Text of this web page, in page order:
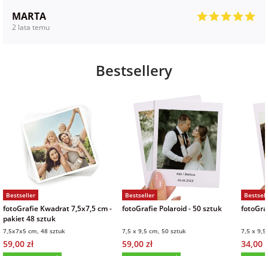
MARTA
2 lata temu
Bestsellery
Bestseller
fotoGrafie Kwadrat 7,5x7,5 cm -
pakiet 48 sztuk
7,5x7x5 cm, 48 sztuk
59,00 zł
Bestseller
fotoGrafie Polaroid - 50 sztuk
7,5 x 9,5 cm, 50 sztuk
59,00 zł
7,5 x
34,00